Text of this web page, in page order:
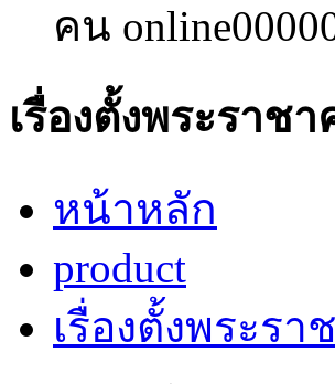
คน online
เรื่องตั้งพระราช
หน้าหลัก
product
เรื่องตั้งพระร